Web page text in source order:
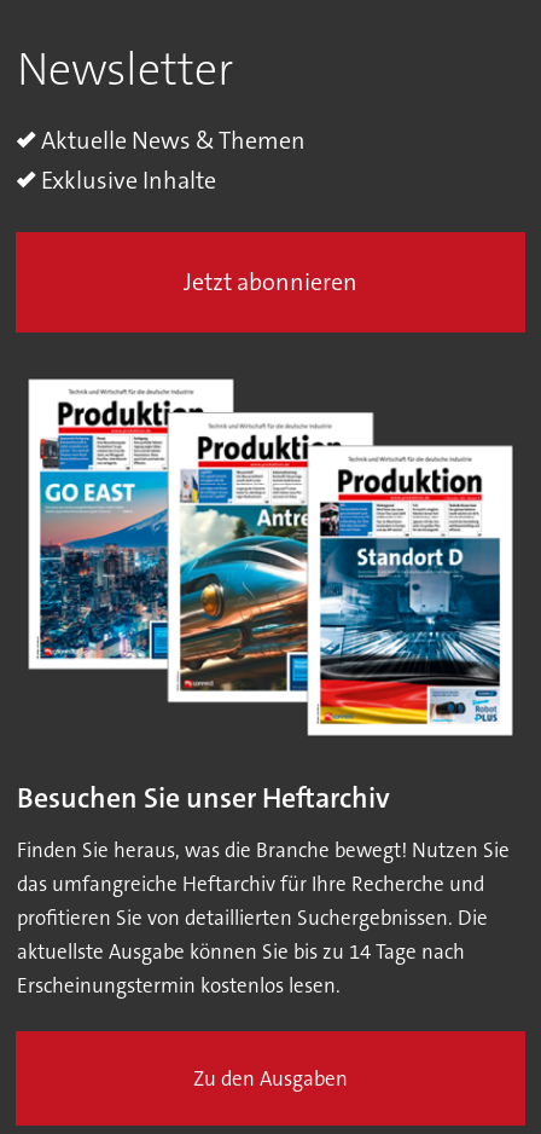
Newsletter
Aktuelle News & Themen
Exklusive Inhalte
Jetzt abonnieren
Besuchen Sie unser Heftarchiv
Finden Sie heraus, was die Branche bewegt! Nutzen Sie
das umfangreiche Heftarchiv für Ihre Recherche und
profitieren Sie von detaillierten Suchergebnissen. Die
aktuellste Ausgabe können Sie bis zu 14 Tage nach
Erscheinungstermin kostenlos lesen.
Zu den Ausgaben